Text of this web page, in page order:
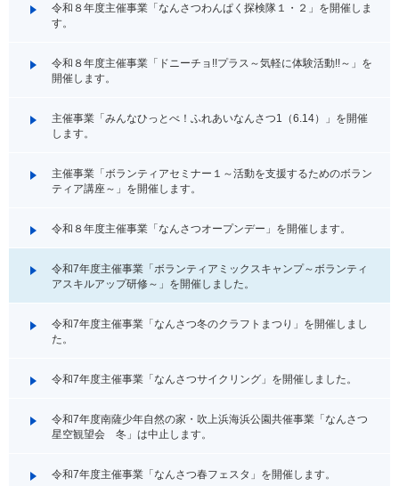
令和８年度主催事業「なんさつわんぱく探検隊１・２」を開催しま
す。
令和８年度主催事業「ドニーチョ!!プラス～気軽に体験活動!!～」を
開催します。
主催事業「みんなひっとべ！ふれあいなんさつ1（6.14）」を開催
します。
主催事業「ボランティアセミナー１～活動を支援するためのボラン
ティア講座～」を開催します。
令和８年度主催事業「なんさつオープンデー」を開催します。
令和7年度主催事業「ボランティアミックスキャンプ～ボランティ
アスキルアップ研修～」を開催しました。
令和7年度主催事業「なんさつ冬のクラフトまつり」を開催しまし
た。
令和7年度主催事業「なんさつサイクリング」を開催しました。
令和7年度南薩少年自然の家・吹上浜海浜公園共催事業「なんさつ
星空観望会 冬」は中止します。
令和7年度主催事業「なんさつ春フェスタ」を開催します。